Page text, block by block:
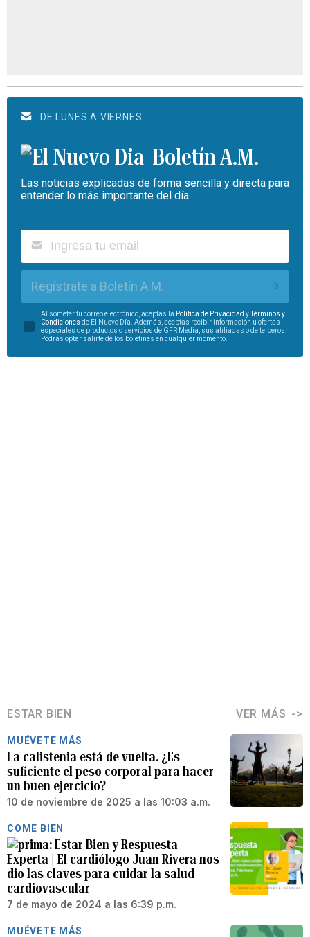
DE LUNES A VIERNES
Boletín A.M.
Las noticias explicadas de forma sencilla y directa para
entender lo más importante del día.
Regístrate a Boletín A.M.
Al someter tu correo electrónico, aceptas la Política de Privacidad yTérminos y
Condiciones de El Nuevo Día. Además, aceptas recibir información u ofertas
especiales de productos o servicios de GFR Media, sus afiliadas o de terceros.
Podrás optar salirte de los boletines en cualquier momento.
ESTAR BIEN VER MÁS
MUÉVETE MÁS
La calistenia está de vuelta. ¿Es
suficiente el peso corporal para hacer
un buen ejercicio?
10 de noviembre de 2025 a las 10:03 a.m.
COME BIEN
Estar Bien y Respuesta
Experta | El cardiólogo Juan Rivera nos
dio las claves para cuidar la salud
cardiovascular
7 de mayo de 2024 a las 6:39 p.m.
MUÉVETE MÁS